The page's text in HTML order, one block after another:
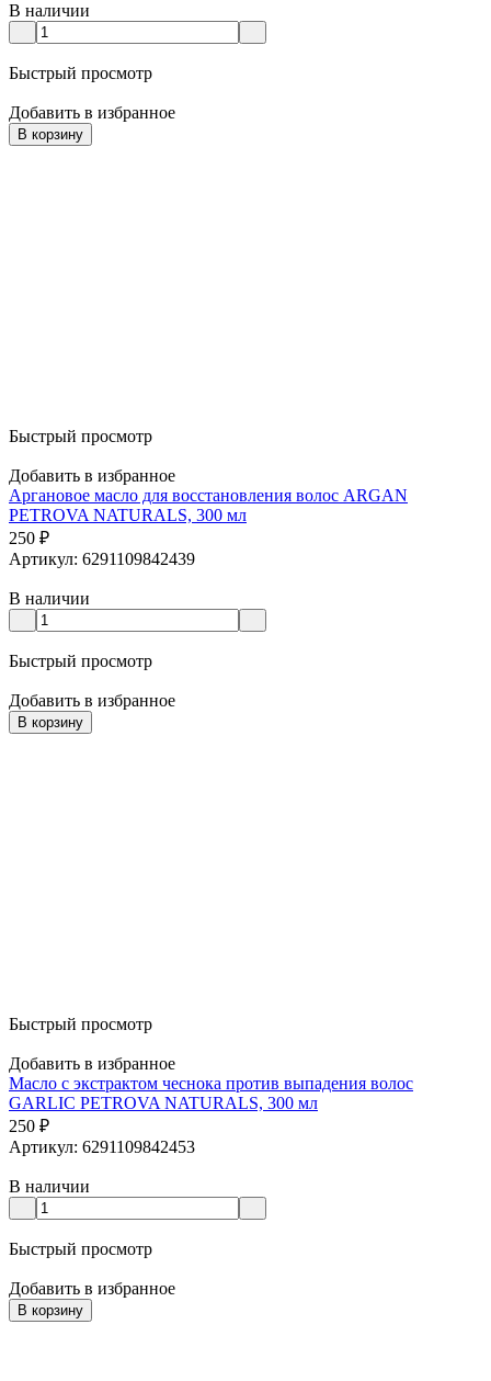
В наличии
Быстрый просмотр
Добавить в избранное
В корзину
Быстрый просмотр
Добавить в избранное
Аргановое масло для восстановления волос ARGAN
PETROVA NATURALS, 300 мл
250 ₽
Артикул: 6291109842439
В наличии
Быстрый просмотр
Добавить в избранное
В корзину
Быстрый просмотр
Добавить в избранное
Масло с экстрактом чеснока против выпадения волос
GARLIC PETROVA NATURALS, 300 мл
250 ₽
Артикул: 6291109842453
В наличии
Быстрый просмотр
Добавить в избранное
В корзину